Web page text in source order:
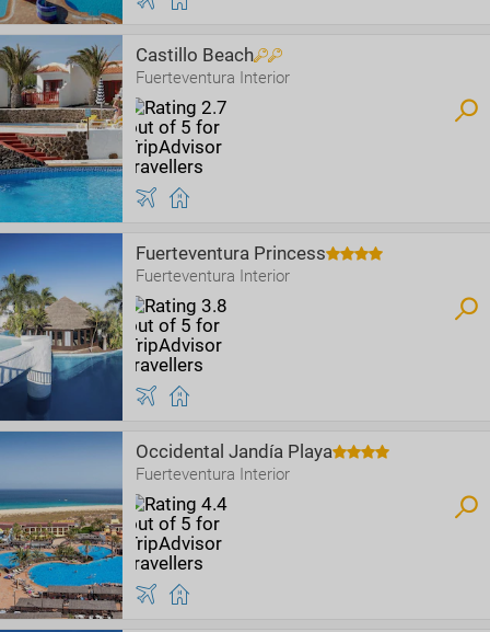
Castillo Beach
Fuerteventura Interior
Fuerteventura Princess
Fuerteventura Interior
Occidental Jandía Playa
Fuerteventura Interior